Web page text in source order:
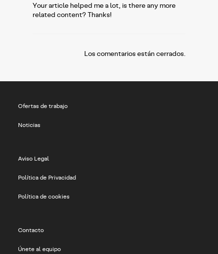
Your article helped me a lot, is there any more
related content? Thanks!
Los comentarios están cerrados.
Ofertas de trabajo
Noticias
Aviso Legal
Política de Privacidad
Política de cookies
Contacto
Únete al equipo